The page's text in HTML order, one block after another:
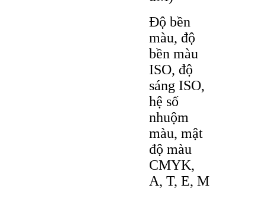
Độ bền
màu, độ
bền màu
ISO, độ
sáng ISO,
hệ số
nhuộm
màu, mật
độ màu
CMYK,
A, T, E, M